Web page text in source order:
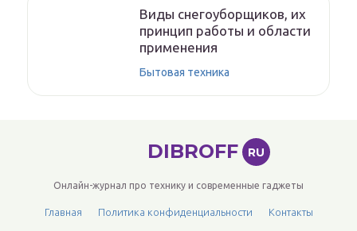
Виды снегоуборщиков, их
принцип работы и области
применения
Бытовая техника
DIBROFF RU
Онлайн-журнал про технику и современные гаджеты
Главная Политика конфиденциальности Контакты